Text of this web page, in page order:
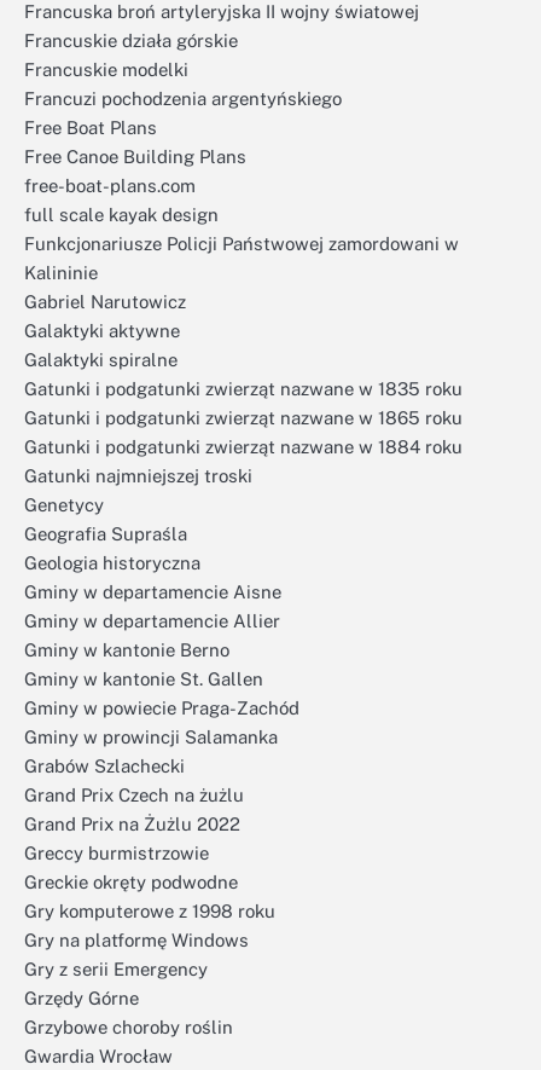
Francuska broń artyleryjska II wojny światowej
Francuskie działa górskie
Francuskie modelki
Francuzi pochodzenia argentyńskiego
Free Boat Plans
Free Canoe Building Plans
free-boat-plans.com
full scale kayak design
Funkcjonariusze Policji Państwowej zamordowani w
Kalininie
Gabriel Narutowicz
Galaktyki aktywne
Galaktyki spiralne
Gatunki i podgatunki zwierząt nazwane w 1835 roku
Gatunki i podgatunki zwierząt nazwane w 1865 roku
Gatunki i podgatunki zwierząt nazwane w 1884 roku
Gatunki najmniejszej troski
Genetycy
Geografia Supraśla
Geologia historyczna
Gminy w departamencie Aisne
Gminy w departamencie Allier
Gminy w kantonie Berno
Gminy w kantonie St. Gallen
Gminy w powiecie Praga-Zachód
Gminy w prowincji Salamanka
Grabów Szlachecki
Grand Prix Czech na żużlu
Grand Prix na Żużlu 2022
Greccy burmistrzowie
Greckie okręty podwodne
Gry komputerowe z 1998 roku
Gry na platformę Windows
Gry z serii Emergency
Grzędy Górne
Grzybowe choroby roślin
Gwardia Wrocław